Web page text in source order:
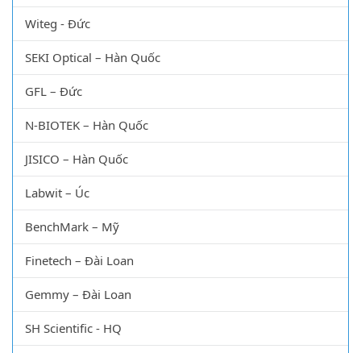
Witeg - Đức
SEKI Optical – Hàn Quốc
GFL – Đức
N-BIOTEK – Hàn Quốc
JISICO – Hàn Quốc
Labwit – Úc
BenchMark – Mỹ
Finetech – Đài Loan
Gemmy – Đài Loan
SH Scientific - HQ